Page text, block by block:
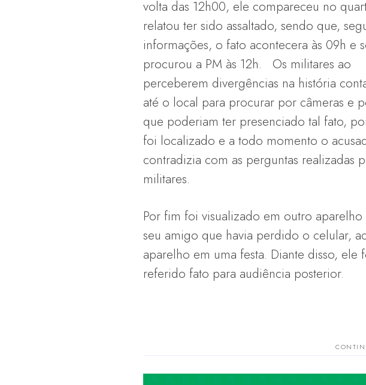
volta das 12h00, ele compareceu no
relatou ter sido assaltado, sendo que,
informações, o fato acontecera às 09h e
procurou a PM às 12h. Os militares ao
perceberem divergências na história
até o local para procurar por câmeras e
que poderiam ter presenciado tal fato,
foi localizado e a todo momento o
contradizia com as perguntas realizadas
militares.
Por fim foi visualizado em outro
seu amigo que havia perdido o celular,
aparelho em uma festa. Diante disso,
referido fato para audiência posterior.